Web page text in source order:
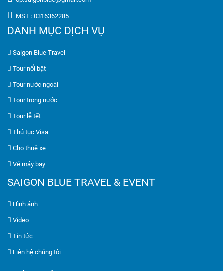
MST : 0316362285
DANH MỤC DỊCH VỤ
Saigon Blue Travel
Tour nổi bật
Tour nước ngoài
Tour trong nước
Tour lễ tết
Thủ tục Visa
Cho thuê xe
Vé máy bay
SAIGON BLUE TRAVEL & EVENT
Hình ảnh
Video
Tin tức
Liên hệ chúng tôi